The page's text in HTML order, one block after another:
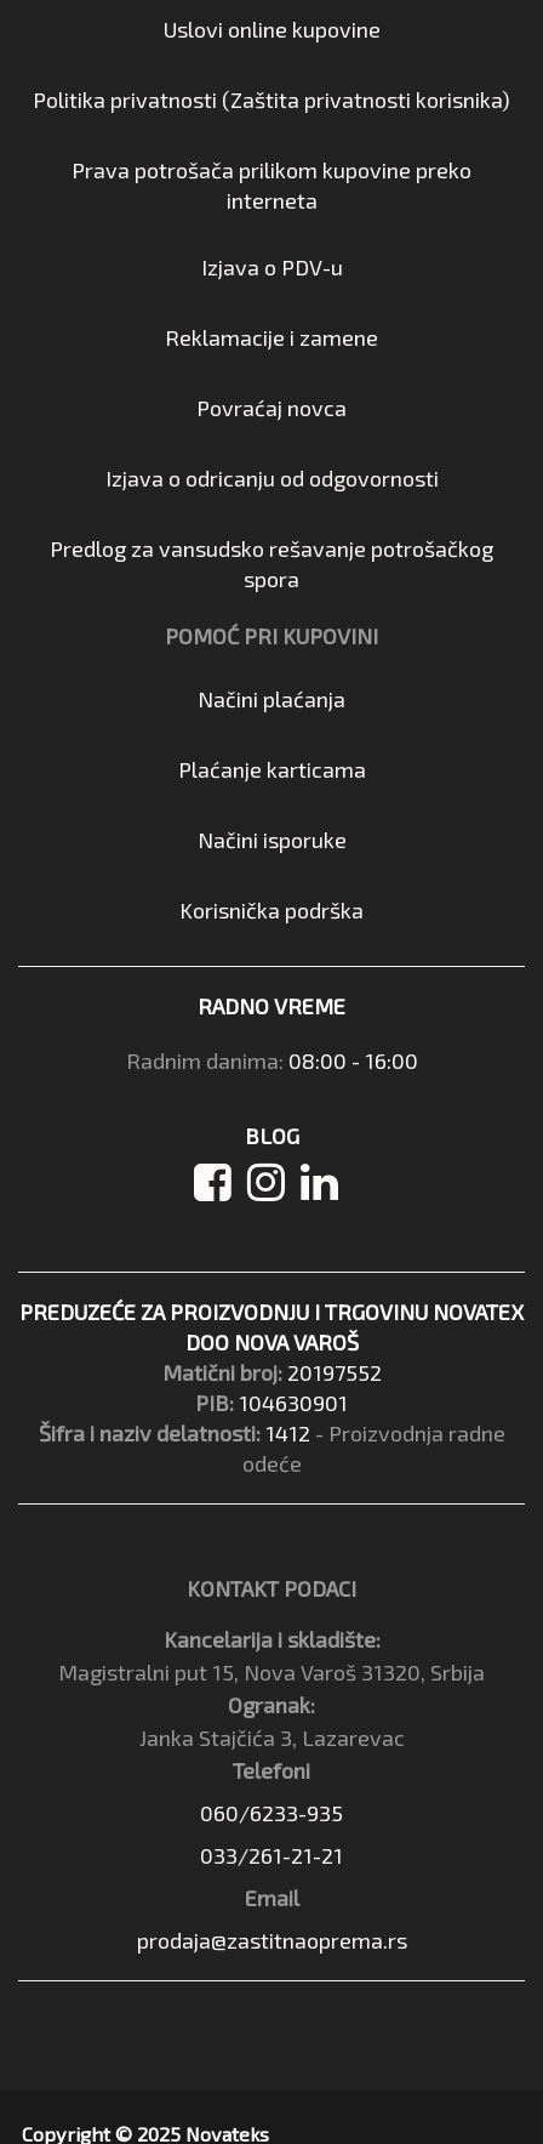
Uslovi online kupovine
Politika privatnosti (Zaštita privatnosti korisnika)
Prava potrošača prilikom kupovine preko
interneta
Izjava o PDV-u
Reklamacije i zamene
Povraćaj novca
Izjava o odricanju od odgovornosti
Predlog za vansudsko rešavanje potrošačkog
spora
POMOĆ PRI KUPOVINI
Načini plaćanja
Plaćanje karticama
Načini isporuke
Korisnička podrška
RADNO VREME
Radnim danima: 08:00 - 16:00
BLOG
PREDUZEĆE ZA PROIZVODNJU I TRGOVINU NOVATEX
DOO NOVA VAROŠ
Matični broj: 20197552
PIB: 104630901
Šifra i naziv delatnosti: 1412 - Proizvodnja radne
odeće
KONTAKT PODACI
Kancelarija i skladište:
Magistralni put 15, Nova Varoš 31320, Srbija
Ogranak:
Janka Stajčića 3, Lazarevac
Telefoni
060/6233-935
033/261-21-21
Email
prodaja@zastitnaoprema.rs
Copyright © 2025 Novateks